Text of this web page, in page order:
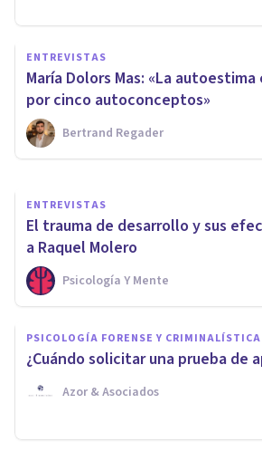
ENTREVISTAS
María Dolors Mas: «La
por cinco autoconceptos»
Bertrand Regader
María del Mar
notado un aumento
de ideación suicida»
Psicología Y Mente
ENTREVISTAS
El trauma de desarrollo y sus
a Raquel Molero
Psicología Y Mente
PSICOLOGÍA FORENSE Y CRIMINALÍSTICA
¿Cuándo solicitar una prueba de
Azor & Asociados